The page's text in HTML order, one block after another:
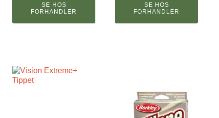
SE HOS
FORHANDLER
SE HOS
FORHANDLER